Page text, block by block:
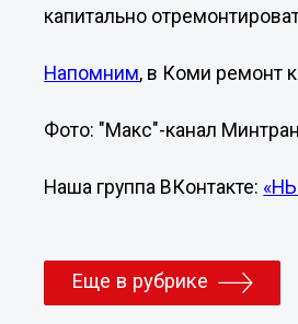
капитально
Напомним, в Коми ремонт
Фото: "Макс"-канал
Наша группа ВКонтакте:
Еще в рубрике